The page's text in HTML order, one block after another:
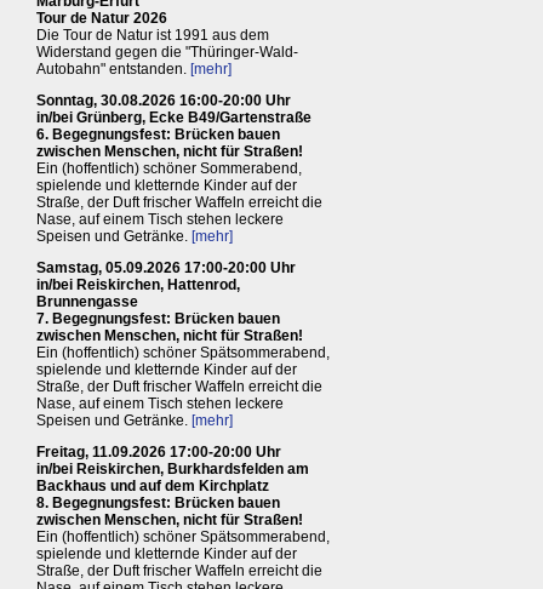
Tour de Natur 2026
Die Tour de Natur ist 1991 aus dem
Widerstand gegen die "Thüringer-Wald-
Autobahn" entstanden. [mehr]
Sonntag, 30.08.2026 16:00-20:00 Uhr
in/bei Grünberg, Ecke B49/Gartenstraße
6. Begegnungsfest: Brücken bauen
zwischen Menschen, nicht für Straßen!
Ein (hoffentlich) schöner Sommerabend,
spielende und kletternde Kinder auf der
Straße, der Duft frischer Waffeln erreicht die
Nase, auf einem Tisch stehen leckere
Speisen und Getränke. [mehr]
Samstag, 05.09.2026 17:00-20:00 Uhr
in/bei Reiskirchen, Hattenrod,
Brunnengasse
7. Begegnungsfest: Brücken bauen
zwischen Menschen, nicht für Straßen!
Ein (hoffentlich) schöner Spätsommerabend,
spielende und kletternde Kinder auf der
Straße, der Duft frischer Waffeln erreicht die
Nase, auf einem Tisch stehen leckere
Speisen und Getränke. [mehr]
Freitag, 11.09.2026 17:00-20:00 Uhr
in/bei Reiskirchen, Burkhardsfelden am
Backhaus und auf dem Kirchplatz
8. Begegnungsfest: Brücken bauen
zwischen Menschen, nicht für Straßen!
Ein (hoffentlich) schöner Spätsommerabend,
spielende und kletternde Kinder auf der
Straße, der Duft frischer Waffeln erreicht die